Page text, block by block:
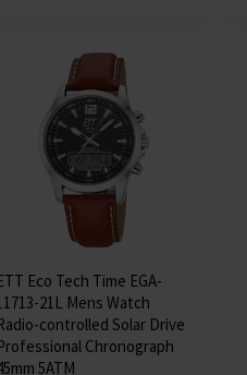
Eco Tech Time EGA-
21L Mens Watch
controlled Solar Drive
Chronograph
5ATM